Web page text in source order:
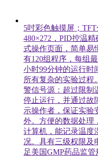
5吋彩色触摸屏；TFT
480×272，PID控温
式操作页面，简单易
有120组程序，每组
小时99分钟的运行时
所有复杂的实验过程
警信号源：超过限制
停止运行，并通过故
示操作者，保证实验
外。方便的数据处理
计算机，能记录温度
况。具有三级权限及
足美国GMP药品监管